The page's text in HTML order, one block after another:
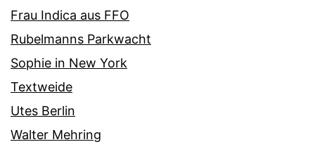
Frau Indica aus FFO
Rubelmanns Parkwacht
Sophie in New York
Textweide
Utes Berlin
Walter Mehring